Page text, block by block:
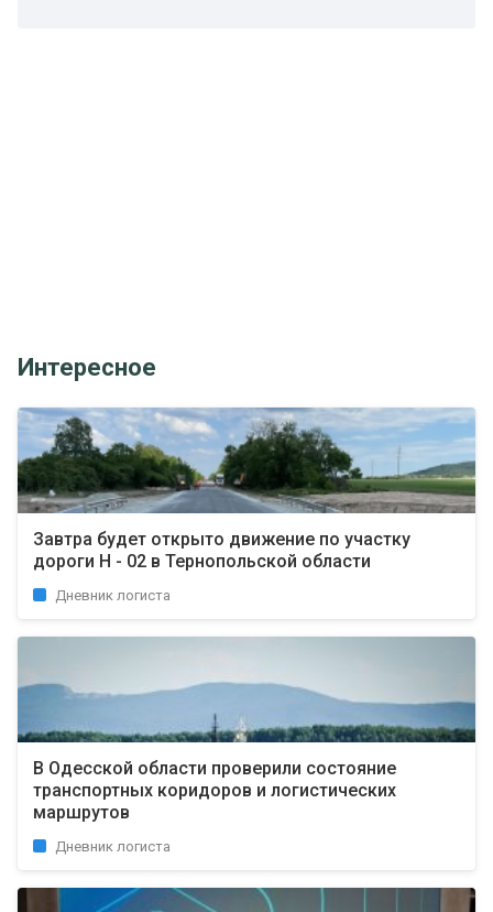
Интересное
Завтра будет открыто движение по участку
дороги Н - 02 в Тернопольской области
Дневник логиста
В Одесской области проверили состояние
транспортных коридоров и логистических
маршрутов
Дневник логиста